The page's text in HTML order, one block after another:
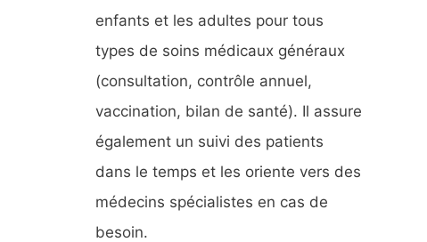
enfants et les adultes pour tous
types de soins médicaux généraux
(consultation, contrôle annuel,
vaccination, bilan de santé). Il assure
également un suivi des patients
dans le temps et les oriente vers des
médecins spécialistes en cas de
besoin.